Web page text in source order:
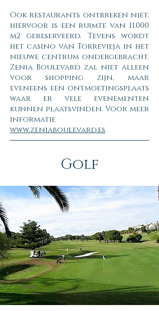
Ook restaurants ontbreken niet,
hiervoor is een ruimte van 11.000
m2 gereserveerd. Tevens wordt
het casino van Torrevieja in het
nieuwe centrum ondergebracht.
Zenia Boulevard zal niet alleen
voor shopping zijn, maar
eveneens een ontmoetingsplaats
waar er vele evenementen
kunnen plaatsvinden. Voor meer
informatie
www.zeniaboulevard.es
Golf